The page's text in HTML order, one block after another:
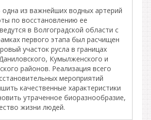
из важнейших водных артерий
по восстановлению ее
в Волгоградской области с
первого этапа был расчищен
участок русла в границах
Кумылженского и
районов. Реализация всего
мероприятий
качественные характеристики
утраченное биоразнообразие,
жизни людей.